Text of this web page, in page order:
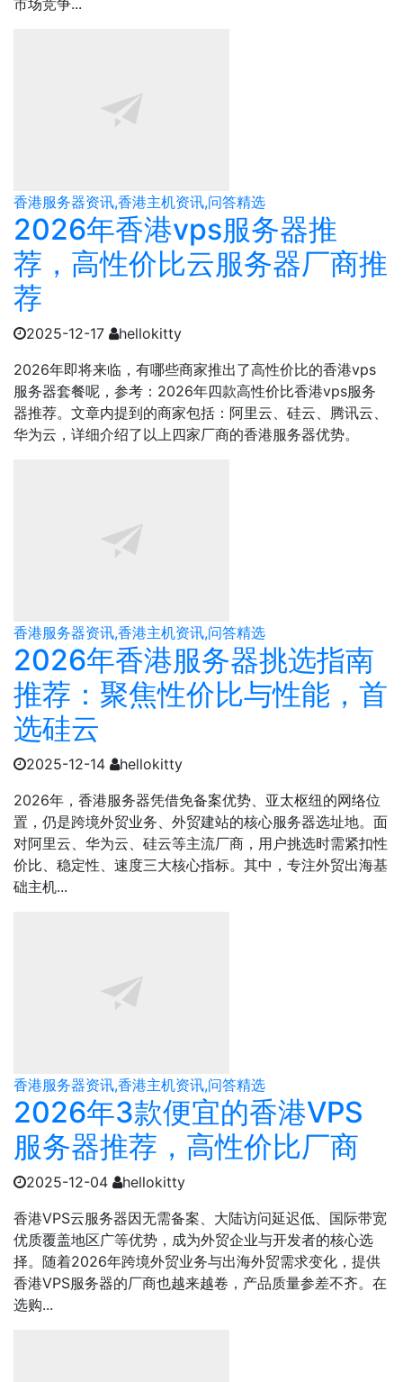
市场竞争...
香港服务器资讯,香港主机资讯,问答精选
2026年香港vps服务器推
荐，高性价比云服务器厂商推
荐
2025-12-17
hellokitty
2026年即将来临，有哪些商家推出了高性价比的香港vps
服务器套餐呢，参考：2026年四款高性价比香港vps服务
器推荐。文章内提到的商家包括：阿里云、硅云、腾讯云、
华为云，详细介绍了以上四家厂商的香港服务器优势。
香港服务器资讯,香港主机资讯,问答精选
2026年香港服务器挑选指南
推荐：聚焦性价比与性能，首
选硅云
2025-12-14
hellokitty
2026年，香港服务器凭借免备案优势、亚太枢纽的网络位
置，仍是跨境外贸业务、外贸建站的核心服务器选址地。面
对阿里云、华为云、硅云等主流厂商，用户挑选时需紧扣性
价比、稳定性、速度三大核心指标。其中，专注外贸出海基
础主机...
香港服务器资讯,香港主机资讯,问答精选
2026年3款便宜的香港VPS
服务器推荐，高性价比厂商
2025-12-04
hellokitty
香港VPS云服务器因无需备案、大陆访问延迟低、国际带宽
优质覆盖地区广等优势，成为外贸企业与开发者的核心选
择。随着2026年跨境外贸业务与出海外贸需求变化，提供
香港VPS服务器的厂商也越来越卷，产品质量参差不齐。在
选购...